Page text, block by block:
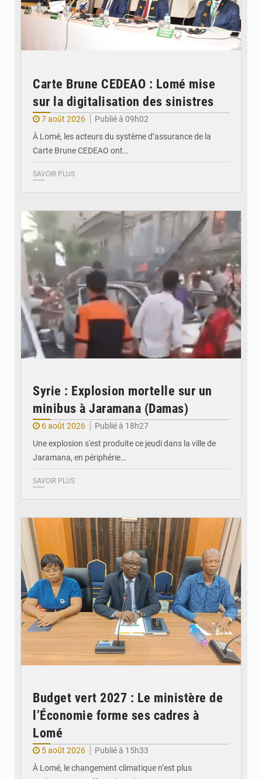
Carte Brune CEDEAO : Lomé mise
sur la digitalisation des sinistres
7 août 2026
Publié à 09h02
À Lomé, les acteurs du système d’assurance de la
Carte Brune CEDEAO ont…
SAVOIR PLUS
Syrie : Explosion mortelle sur un
minibus à Jaramana (Damas)
6 août 2026
Publié à 18h27
Une explosion s'est produite ce jeudi dans la ville de
Jaramana, en périphérie…
SAVOIR PLUS
Budget vert 2027 : Le ministère de
l’Économie forme ses cadres à
Lomé
5 août 2026
Publié à 15h33
À Lomé, le changement climatique n’est plus